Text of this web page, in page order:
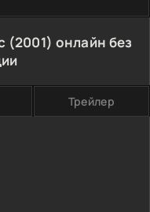
(2001) онлайн без
Трейлер